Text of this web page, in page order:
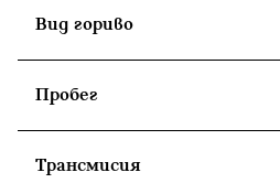
Вид гориво
Пробег
Tрансмисия